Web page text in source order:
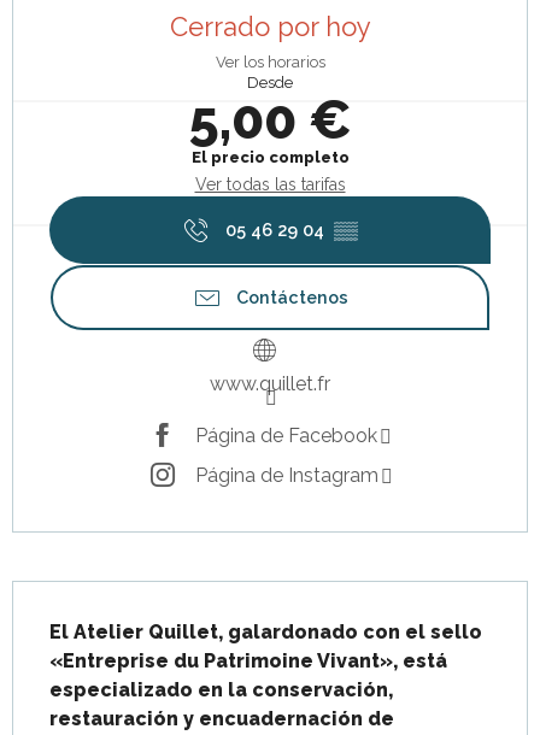
Cerrado por hoy
Ver los horarios
Desde
5,00 €
El precio completo
Ver todas las tarifas
05 46 29 04 ▒▒
Contáctenos
www.quillet.fr
Página de Facebook
Página de Instagram
El Atelier Quillet, galardonado con el sello
«Entreprise du Patrimoine Vivant», está
especializado en la conservación,
restauración y encuadernación de